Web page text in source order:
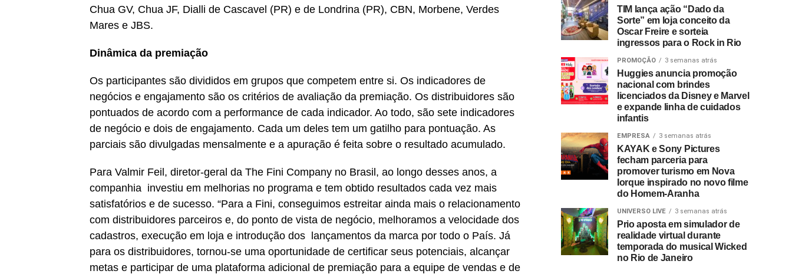
Chua GV, Chua JF, Dialli de Cascavel (PR) e de Londrina (PR), CBN, Morbene, Verdes
Mares e JBS.
Dinâmica da premiação
Os participantes são divididos em grupos que competem entre si. Os indicadores de
negócios e engajamento são os critérios de avaliação da premiação. Os distribuidores são
pontuados de acordo com a performance de cada indicador. Ao todo, são sete indicadores
de negócio e dois de engajamento. Cada um deles tem um gatilho para pontuação. As
parciais são divulgadas mensalmente e a apuração é feita sobre o resultado acumulado.
Para Valmir Feil, diretor-geral da The Fini Company no Brasil, ao longo desses anos, a
companhia investiu em melhorias no programa e tem obtido resultados cada vez mais
satisfatórios e de sucesso. “Para a Fini, conseguimos estreitar ainda mais o relacionamento
com distribuidores parceiros e, do ponto de vista de negócio, melhoramos a velocidade dos
cadastros, execução em loja e introdução dos lançamentos da marca por todo o País. Já
para os distribuidores, tornou-se uma oportunidade de certificar seus potenciais, alcançar
metas e participar de uma plataforma adicional de premiação para a equipe de vendas e de
TIM lança ação “Dado da
Sorte” em loja conceito da
Oscar Freire e sorteia
ingressos para o Rock in Rio
PROMOÇÃO 3 semanas atrás
Huggies anuncia promoção
nacional com brindes
licenciados da Disney e Marvel
e expande linha de cuidados
infantis
EMPRESA 3 semanas atrás
KAYAK e Sony Pictures
fecham parceria para
promover turismo em Nova
Iorque inspirado no novo filme
do Homem-Aranha
UNIVERSO LIVE 3 semanas atrás
Prio aposta em simulador de
realidade virtual durante
temporada do musical Wicked
no Rio de Janeiro